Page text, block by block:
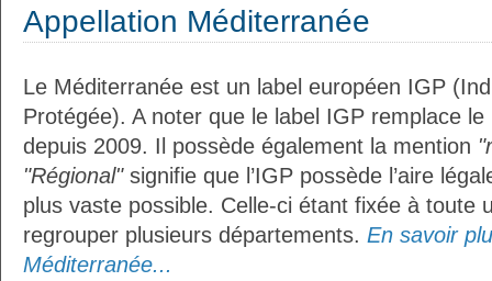
Appellation Méditerranée
Le Méditerranée est un label européen IGP
Protégée). A noter que le label IGP remplace
depuis 2009. Il possède également la mention
"Régional"signifie que l’IGP possède l’aire
plus vaste possible. Celle-ci étant fixée à toute
regrouper plusieurs départements. En savoir
Méditerranée...